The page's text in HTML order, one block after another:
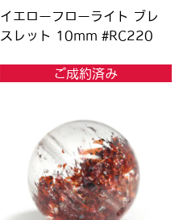
イエローフローライト ブレ
スレット 10mm #RC220
ご成約済み